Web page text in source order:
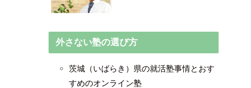
外さない塾の選び方
茨城（いばらき）県の就活塾事情とおす
すめのオンライン塾